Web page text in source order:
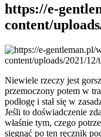
https://e-
content/
Niewiele rzeczy jest
przemoczony potem w
podłogę i stał się w
Jeśli to doświadczenie
właśnie tym, czego
sięgnąć po ten ręcznik